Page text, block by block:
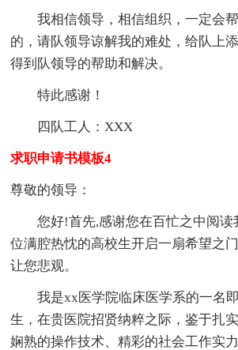
我相信领导，相信组织，一定会帮
的，请队领导谅解我的难处，给队上
得到队领导的帮助和解决。
特此感谢！
四队工人：XXX
求职申请书模板4
尊敬的领导：
您好!首先,感谢您在百忙之中阅读
位满腔热忱的高校生开启一扇希望之
让您悲观。
我是xx医学院临床医学系的一名
生，在贵医院招贤纳粹之际，鉴于扎
娴熟的操作技术、精彩的社会工作实